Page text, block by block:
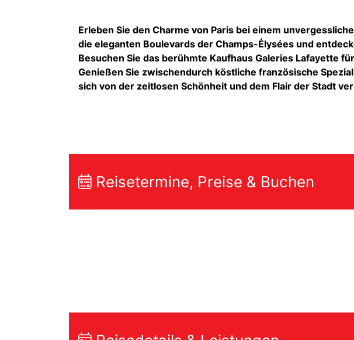
Erleben Sie den Charme von Paris bei einem
die eleganten Boulevards der Champs-Élysées und
Besuchen Sie das berühmte Kaufhaus Galeries Lafayette
Genießen Sie zwischendurch köstliche französische
sich von der zeitlosen Schönheit und dem Flair der Stadt
Reisetermine, Preise & Buchen